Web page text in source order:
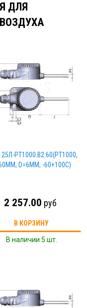
ДЛЯ
PT1000.В2.60(PT1000,
D=6ММ, -60+100С)
2 257.00 руб
В КОРЗИНУ
В наличии 5 шт.